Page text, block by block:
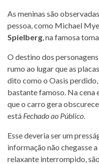
As meninas são
pessoa, como Michael
Spielberg , na famosa
O destino dos
rumo ao lugar que as
dito como o Oasis perdido,
bastante famoso. Na cena
que o carro gera
está Fechado ao Público
Esse deveria ser um
informação não chegasse
relaxante interrompido,